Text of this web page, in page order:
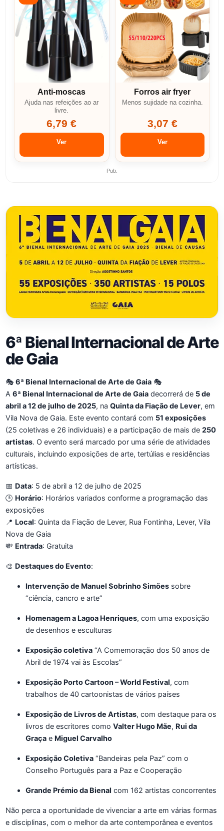
Anti-moscas
Ajuda nas refeições ao ar
livre.
6,79 €
Ver
Forros air fryer
Menos sujidade na cozinha.
3,07 €
Ver
Pub.
6ª Bienal Internacional de Arte
de Gaia
🎭 6ª Bienal Internacional de Arte de Gaia 🎭
A 6ª Bienal Internacional de Arte de Gaia decorrerá de 5 de
abril a 12 de julho de 2025, na Quinta da Fiação de Lever, em
Vila Nova de Gaia. Este evento contará com 51 exposições
(25 coletivas e 26 individuais) e a participação de mais de 250
artistas. O evento será marcado por uma série de atividades
culturais, incluindo exposições de arte, tertúlias e residências
artísticas.
📅 Data: 5 de abril a 12 de julho de 2025
🕒 Horário: Horários variados conforme a programação das
exposições
📍 Local: Quinta da Fiação de Lever, Rua Fontinha, Lever, Vila
Nova de Gaia
💸 Entrada: Gratuita
🎨 Destaques do Evento:
Intervenção de Manuel Sobrinho Simões sobre
“ciência, cancro e arte”
Homenagem a Lagoa Henriques, com uma exposição
de desenhos e esculturas
Exposição coletiva “A Comemoração dos 50 anos de
Abril de 1974 vai às Escolas”
Exposição Porto Cartoon – World Festival, com
trabalhos de 40 cartoonistas de vários países
Exposição de Livros de Artistas, com destaque para os
livros de escritores como Valter Hugo Mãe, Rui da
Graça e Miguel Carvalho
Exposição Coletiva “Bandeiras pela Paz” com o
Conselho Português para a Paz e Cooperação
Grande Prémio da Bienal com 162 artistas concorrentes
Não perca a oportunidade de vivenciar a arte em várias formas
e disciplinas, com o melhor da arte contemporânea e eventos